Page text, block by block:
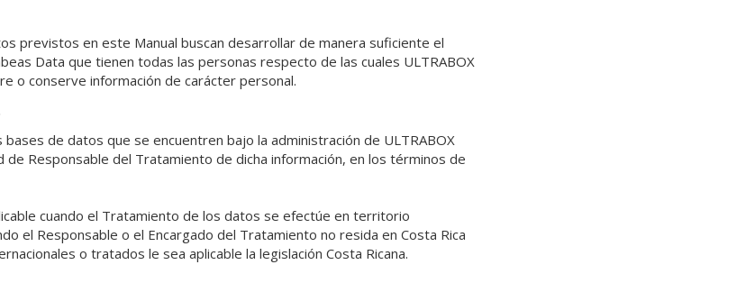
previstos en este Manual buscan desarrollar de manera suficiente el
Data que tienen todas las personas respecto de las cuales ULTRABOX
o conserve información de carácter personal.
bases de datos que se encuentren bajo la administración de ULTRABOX
de Responsable del Tratamiento de dicha información, en los términos de
cuando el Tratamiento de los datos se efectúe en territorio
el Responsable o el Encargado del Tratamiento no resida en Costa Rica
o tratados le sea aplicable la legislación Costa Ricana.